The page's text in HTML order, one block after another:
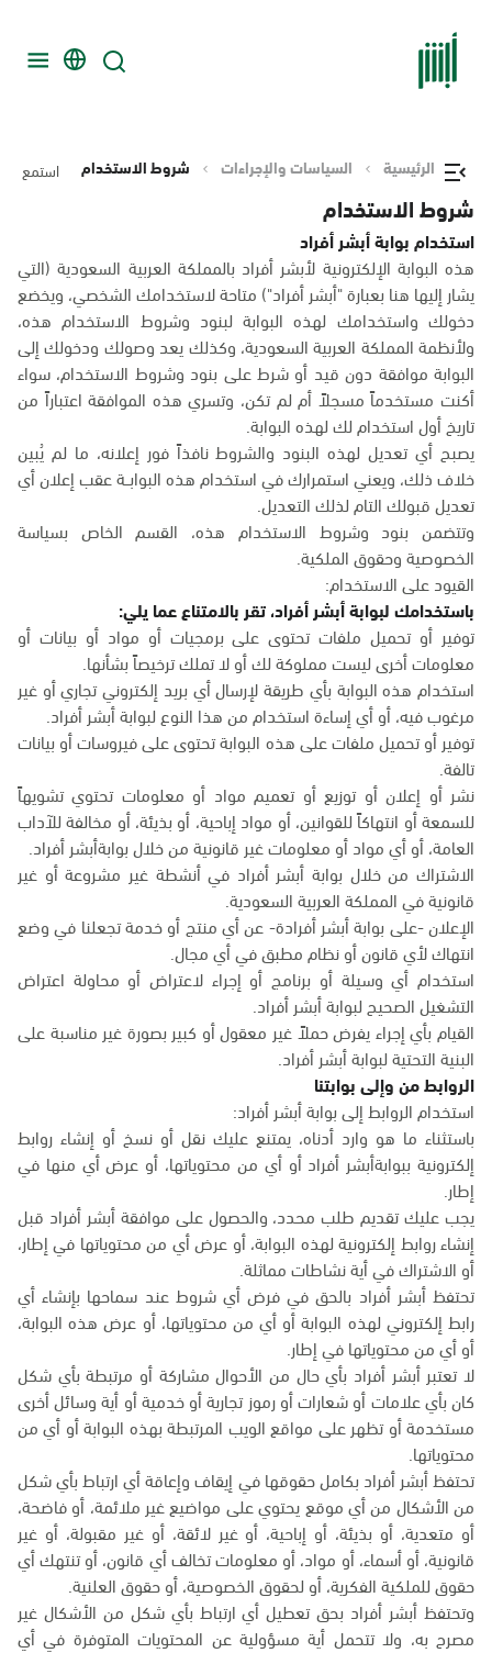
الرئيسية السياسات والإجراءات شروط الاستخدام استمع
شروط الاستخدام
استخدام بوابة أبشر أفراد
هذه البوابة الإلكترونية لأبشر أفراد بالمملكة العربية السعودية (التي
يشار إليها هنا بعبارة "أبشر أفراد") متاحة لاستخدامك الشخصي، ويخضع
دخولك واستخدامك لهذه البوابة لبنود وشروط الاستخدام هذه،
ولأنظمة المملكة العربية السعودية، وكذلك يعد وصولك ودخولك إلى
البوابة موافقة دون قيد أو شرط على بنود وشروط الاستخدام، سواء
أكنت مستخدماً مسجلاً أم لم تكن، وتسري هذه الموافقة اعتباراً من
تاريخ أول استخدام لك لهذه البوابة.
يصبح أي تعديل لهذه البنود والشروط نافذاً فور إعلانه، ما لم يُبين
خلاف ذلك، ويعني استمرارك في استخدام هذه البوابــة عقب إعلان أي
تعديل قبولك التام لذلك التعديل.
وتتضمن بنود وشروط الاستخدام هذه، القسم الخاص بسياسة
الخصوصية وحقوق الملكية.
القيود على الاستخدام:
باستخدامك لبوابة أبشر أفراد، تقر بالامتناع عما يلي:
توفير أو تحميل ملفات تحتوى على برمجيات أو مواد أو بيانات أو
معلومات أخرى ليست مملوكة لك أو لا تملك ترخيصاً بشأنها.
استخدام هذه البوابة بأي طريقة لإرسال أي بريد إلكتروني تجاري أو غير
مرغوب فيه، أو أي إساءة استخدام من هذا النوع لبوابة أبشر أفراد.
توفير أو تحميل ملفات على هذه البوابة تحتوى على فيروسات أو بيانات
تالفة.
نشر أو إعلان أو توزيع أو تعميم مواد أو معلومات تحتوي تشويهاً
للسمعة أو انتهاكاً للقوانين، أو مواد إباحية، أو بذيئة، أو مخالفة للآداب
العامة، أو أي مواد أو معلومات غير قانونية من خلال بوابةأبشر أفراد.
الاشتراك من خلال بوابة أبشر أفراد في أنشطة غير مشروعة أو غير
قانونية في المملكة العربية السعودية.
الإعلان -على بوابة أبشر أفرادة- عن أي منتج أو خدمة تجعلنا في وضع
انتهاك لأي قانون أو نظام مطبق في أي مجال.
استخدام أي وسيلة أو برنامج أو إجراء لاعتراض أو محاولة اعتراض
التشغيل الصحيح لبوابة أبشر أفراد.
القيام بأي إجراء يفرض حملاً غير معقول أو كبير بصورة غير مناسبة على
البنية التحتية لبوابة أبشر أفراد.
الروابط من وإلى بوابتنا
استخدام الروابط إلى بوابة أبشر أفراد:
باستثناء ما هو وارد أدناه، يمتنع عليك نقل أو نسخ أو إنشاء روابط
إلكترونية ببوابةأبشر أفراد أو أي من محتوياتها، أو عرض أي منها في
إطار.
يجب عليك تقديم طلب محدد، والحصول على موافقة أبشر أفراد قبل
إنشاء روابط إلكترونية لهذه البوابة، أو عرض أي من محتوياتها في إطار،
أو الاشتراك في أية نشاطات مماثلة.
تحتفظ أبشر أفراد بالحق في فرض أي شروط عند سماحها بإنشاء أي
رابط إلكتروني لهذه البوابة أو أي من محتوياتها، أو عرض هذه البوابة،
أو أي من محتوياتها في إطار.
لا تعتبر أبشر أفراد بأي حال من الأحوال مشاركة أو مرتبطة بأي شكل
كان بأي علامات أو شعارات أو رموز تجارية أو خدمية أو أية وسائل أخرى
مستخدمة أو تظهر على مواقع الويب المرتبطة بهذه البوابة أو أي من
محتوياتها.
تحتفظ أبشر أفراد بكامل حقوقها في إيقاف وإعاقة أي ارتباط بأي شكل
من الأشكال من أي موقع يحتوي على مواضيع غير ملائمة، أو فاضحة،
أو متعدية، أو بذيئة، أو إباحية، أو غير لائقة، أو غير مقبولة، أو غير
قانونية، أو أسماء، أو مواد، أو معلومات تخالف أي قانون، أو تنتهك أي
حقوق للملكية الفكرية، أو لحقوق الخصوصية، أو حقوق العلنية.
وتحتفظ أبشر أفراد بحق تعطيل أي ارتباط بأي شكل من الأشكال غير
مصرح به، ولا تتحمل أية مسؤولية عن المحتويات المتوفرة في أي